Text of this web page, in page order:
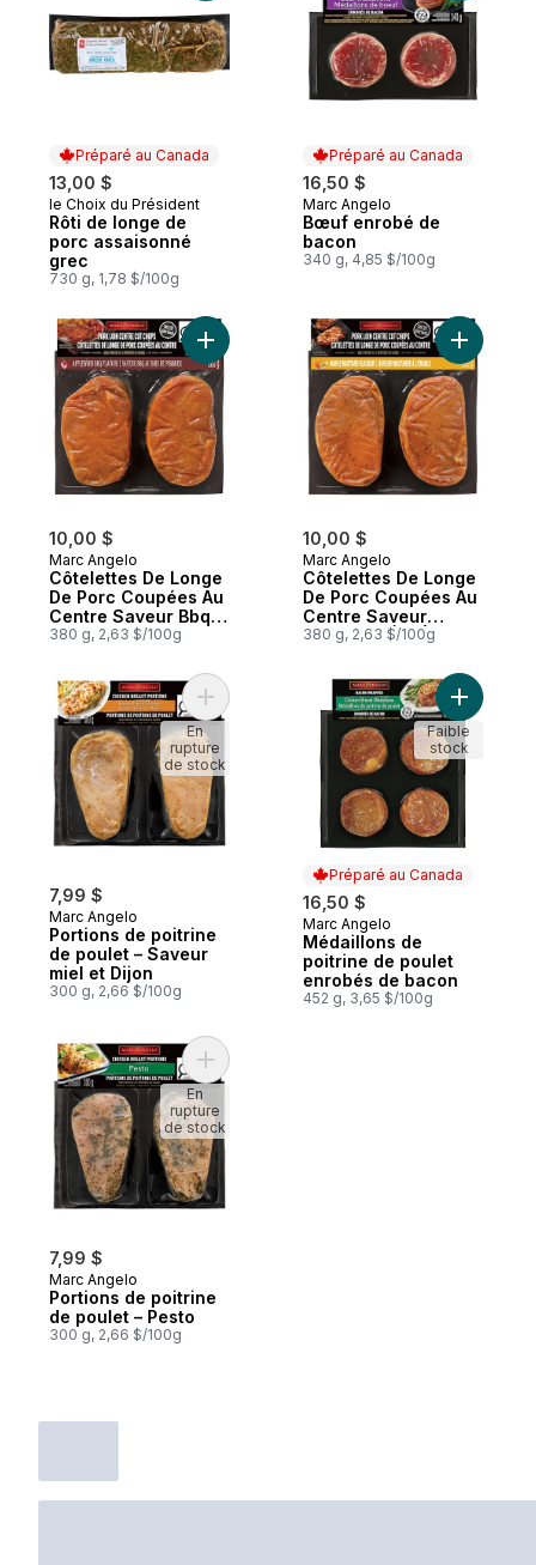
Préparé au Canada
13,00 $
Préparé au Canada
le Choix du Président
Rôti de longe de
porc assaisonné
grec
730 g, 1,78 $/100g
Préparé au Canada
16,50 $
Préparé au Canada
Marc Angelo
Bœuf enrobé de
bacon
340 g, 4,85 $/100g
10,00 $
Marc Angelo
Côtelettes De Longe
De Porc Coupées Au
Centre Saveur Bbq
Au Bois De Pommier
380 g, 2,63 $/100g
Ajouter Côtelettes De Longe De Porc
10,00 $
Marc Angelo
Côtelettes De Longe
De Porc Coupées Au
Centre Saveur
Moutarde À L’Érable
380 g, 2,63 $/100g
Ajouter
7,99 $
Marc Angelo
Portions de poitrine
de poulet – Saveur
miel et Dijon
300 g, 2,66 $/100g
Ajouter Portions de poitrine de poulet –
En
rupture
de stock
Préparé au Canada
16,50 $
Préparé au Canada
Marc Angelo
Médaillons de
poitrine de poulet
enrobés de bacon
452 g, 3,65 $/100g
Ajouter
Faible
stock
7,99 $
Marc Angelo
Portions de poitrine
de poulet – Pesto
300 g, 2,66 $/100g
Ajouter Portions de poitrine de poulet –
En
rupture
de stock